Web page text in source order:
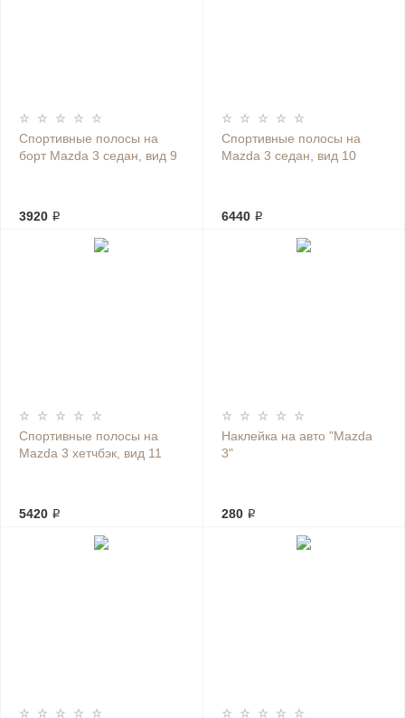
Спортивные полосы на
борт Mazda 3 седан, вид 9
3920 ₽
Спортивные полосы на
Mazda 3 седан, вид 10
6440 ₽
Спортивные полосы на
Mazda 3 хетчбэк, вид 11
5420 ₽
Наклейка на авто "Mazda
3"
280 ₽